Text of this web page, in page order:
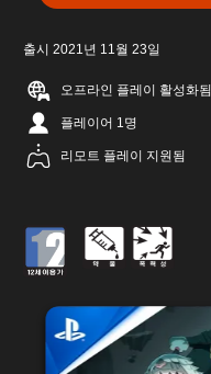
출시 2021년 11월 23일
오프라인 플레이 활성화됨
플레이어 1명
리모트 플레이 지원됨